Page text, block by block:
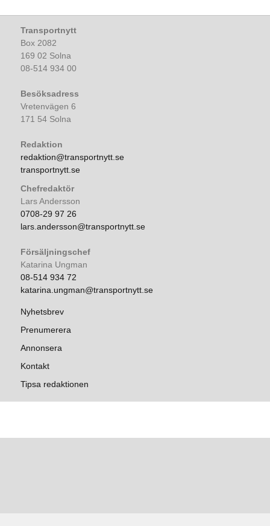
Transportnytt
Box 2082
169 02 Solna
08-514 934 00
Besöksadress
Vretenvägen 6
171 54 Solna
Redaktion
redaktion@transportnytt.se
transportnytt.se
Chefredaktör
Lars Andersson
0708-29 97 26
lars.andersson@transportnytt.se
Försäljningschef
Katarina Ungman
08-514 934 72
katarina.ungman@transportnytt.se
Nyhetsbrev
Prenumerera
Annonsera
Kontakt
Tipsa redaktionen